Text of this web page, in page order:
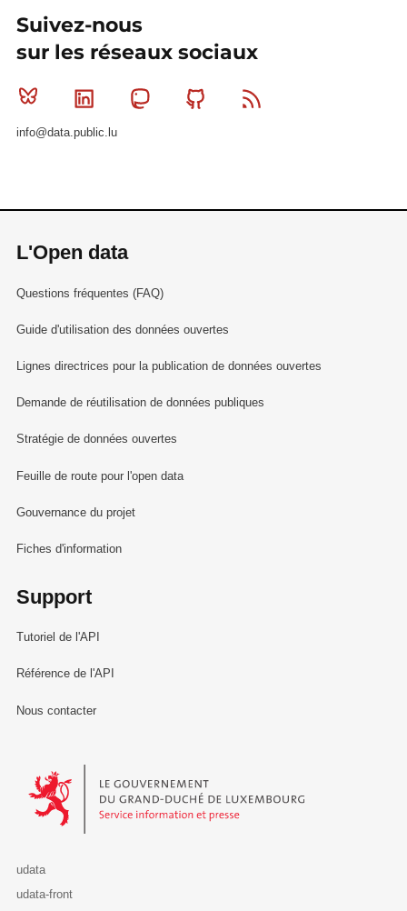
Suivez-nous
sur les réseaux sociaux
Bluesky Linkedin MastodonGithub
info@data.public.lu
L'Open data
Questions fréquentes (FAQ)
Guide d'utilisation des données ouvertes
Lignes directrices pour la publication de données ouvertes
Demande de réutilisation de données publiques
Stratégie de données ouvertes
Feuille de route pour l'open data
Gouvernance du projet
Fiches d'information
Support
Tutoriel de l'API
Référence de l'API
Nous contacter
Le Gouvernement du Grand-Duché de Luxembourg - Service
udata
udata-front